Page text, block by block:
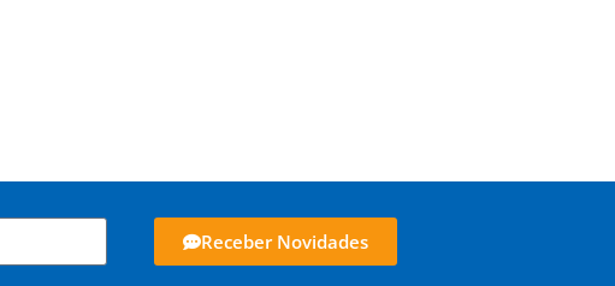
Receber Novidades